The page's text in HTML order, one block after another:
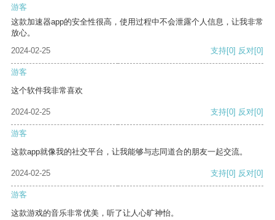
游客
这款加速器app的安全性很高，使用过程中不会泄露个人信息，让我非常
放心。
2024-02-25
支持[0] 反对[0]
游客
这个软件我非常喜欢
2024-02-25 支持[0] 反对[0]
游客
这款app就像我的社交平台，让我能够与志同道合的朋友一起交流。
2024-02-25 支持[0] 反对[0]
游客
这款游戏的音乐非常优美，听了让人心旷神怡。